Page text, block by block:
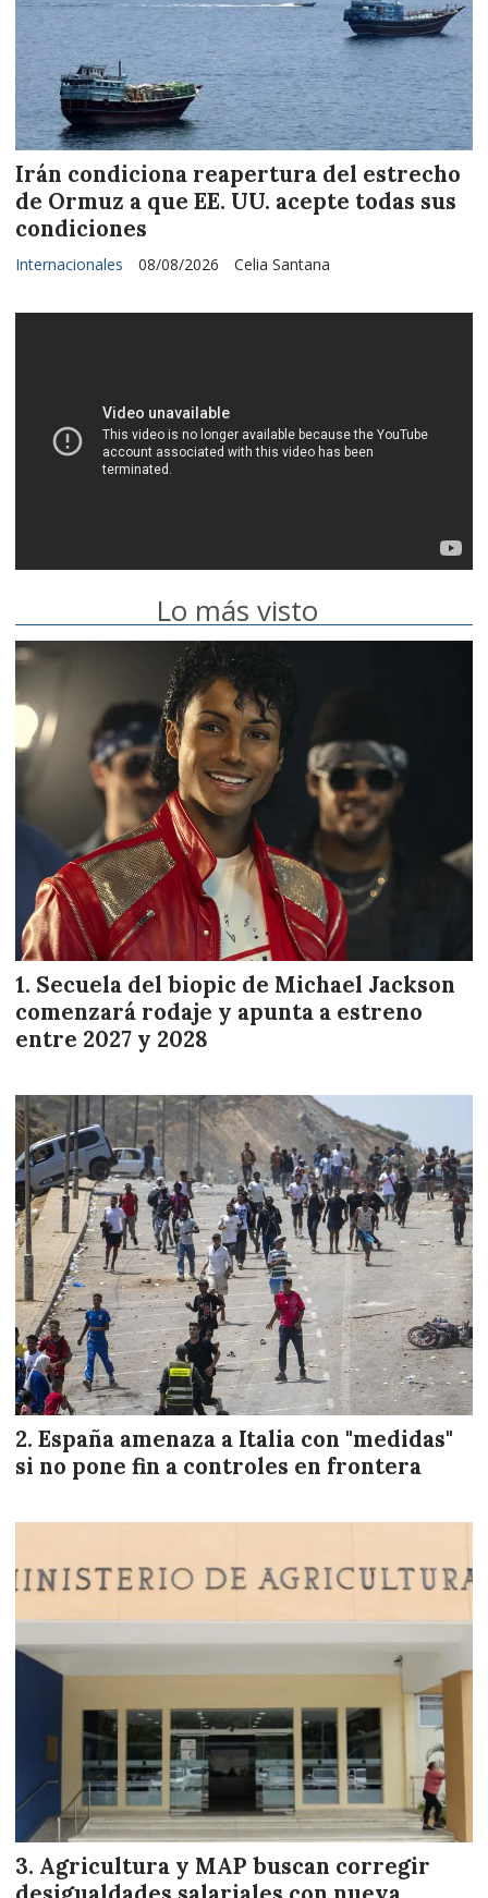
Irán condiciona reapertura del estrecho
de Ormuz a que EE. UU. acepte todas sus
condiciones
Celia Santana
Internacionales 08/08/2026
Lo más visto
Secuela del biopic de Michael Jackson
comenzará rodaje y apunta a estreno
entre 2027 y 2028
España amenaza a Italia con "medidas"
si no pone fin a controles en frontera
Agricultura y MAP buscan corregir